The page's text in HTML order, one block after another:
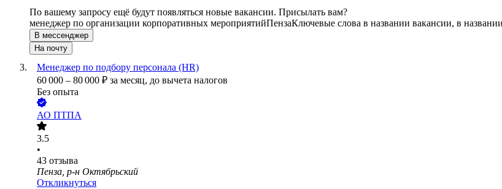
По вашему запросу ещё будут появляться новые вакансии. Присылать вам?
менеджер по организации корпоративных мероприятийПензаКлючевые слова в названии вакансии, в
В мессенджер
На почту
Менеджер по подбору персонала (HR)
60 000 – 80 000 ₽ за месяц, до вычета налогов
Без опыта
АО ПТПА
3.5
•
43 отзыва
Пенза, р-н Октябрьский
Откликнуться